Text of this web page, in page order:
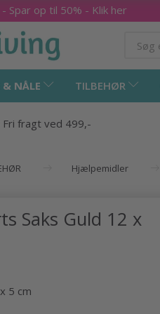
Spar op til 50% - Klik her
& NÅLE TILBEHØR
Fri fragt ved 499,-
Hjælpemidler
Saks Guld 12 x
5 cm